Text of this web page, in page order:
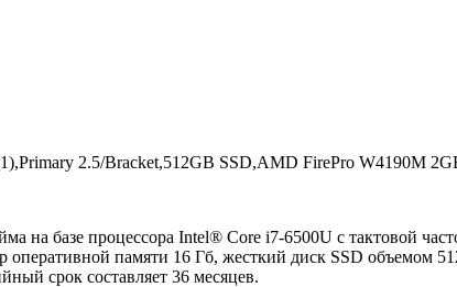
2.5/Bracket,512GB SSD,AMD FirePro W4190M
на базе процессора Intel® Core i7-6500U с тактовой
оперативной памяти 16 Гб, жесткий диск SSD объемом
срок составляет 36 месяцев.